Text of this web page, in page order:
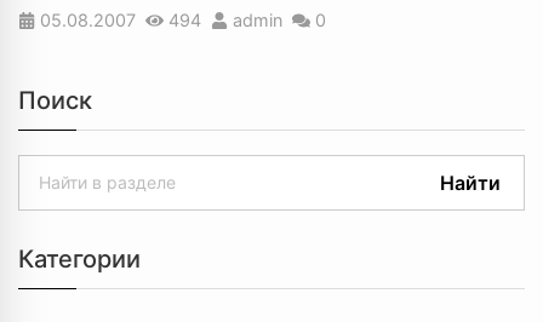
05.08.2007 494 admin 0
Поиск
Найти
Категории